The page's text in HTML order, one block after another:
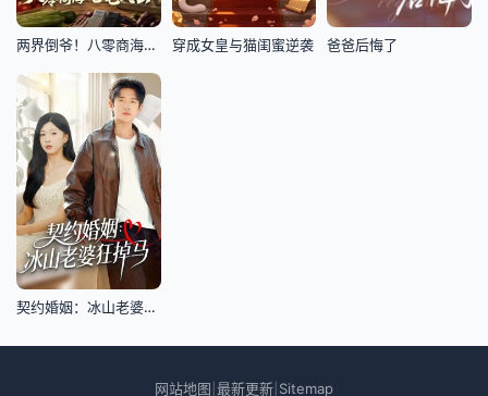
两界倒爷！八零商海叱咤风云 穿成女皇与猫闺蜜逆袭 爸爸后悔了
契约婚姻：冰山老婆狂掉马
网站地图 最新更新 Sitemap